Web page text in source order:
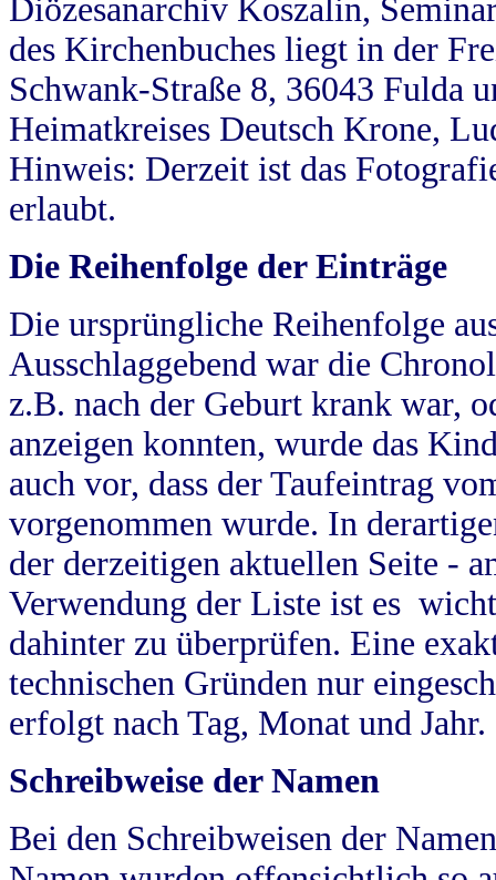
Diözesanarchiv Koszalin,
des Kirchenbuches liegt in der
Schwank-Straße 8, 36043 Fulda
Heimatkreises Deutsch Krone,
Hinweis: Derzeit ist das
erlaubt.
Die Reihenfolge der Einträge
Die ursprüngliche Reihenfolge
Ausschlaggebend war die
z.B. nach der Geburt krank war,
anzeigen konnten, wurde das
auch vor, dass der Taufeintrag
vorgenommen wurde. In
der derzeitigen aktuellen Seite -
Verwendung der Liste ist es
dahinter zu überprüfen. Eine
technischen Gründen nur
erfolgt nach Tag, Monat und Jahr.
Schreibweise der Namen
Bei den Schreibweisen der